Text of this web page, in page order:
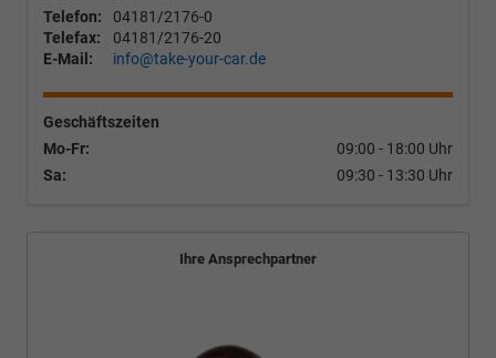
Telefon:
04181/2176-0
Telefax:
04181/2176-20
E-Mail:
info@take-your-car.de
Geschäftszeiten
Mo-Fr:
09:00 - 18:00 Uhr
Sa:
09:30 - 13:30 Uhr
Ihre Ansprechpartner